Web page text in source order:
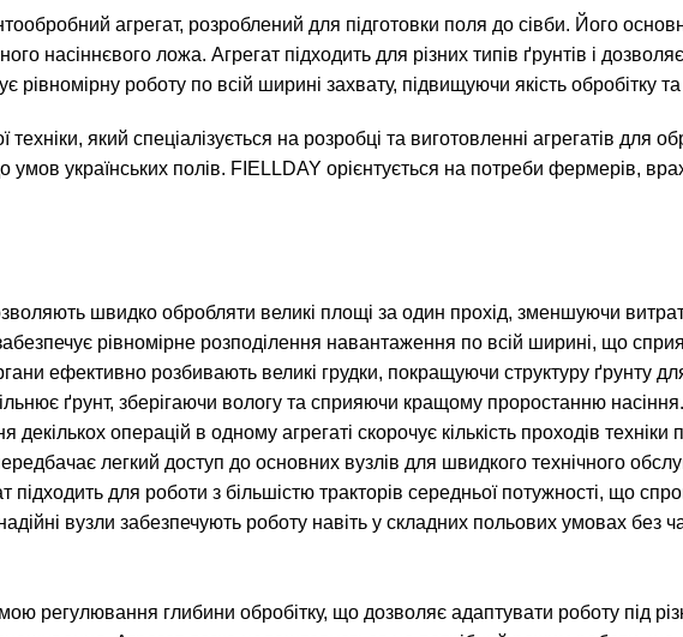
агрегат, розроблений для підготовки поля до сівби. Його
насіннєвого ложа. Агрегат підходить для різних типів ґрунтів і
рівномірну роботу по всій ширині захвату, підвищуючи якість обробітку
техніки, який спеціалізується на розробці та виготовленні агрегатів для
умов українських полів. FIELLDAY орієнтується на потреби фермерів,
швидко обробляти великі площі за один прохід, зменшуючи
рівномірне розподілення навантаження по всій ширині, що
ефективно розбивають великі грудки, покращуючи структуру ґрунту
ґрунт, зберігаючи вологу та сприяючи кращому проростанню насіння.
декількох операцій в одному агрегаті скорочує кількість проходів техніки
легкий доступ до основних вузлів для швидкого технічного
підходить для роботи з більшістю тракторів середньої потужності, що
вузли забезпечують роботу навіть у складних польових умовах без
регулювання глибини обробітку, що дозволяє адаптувати роботу під